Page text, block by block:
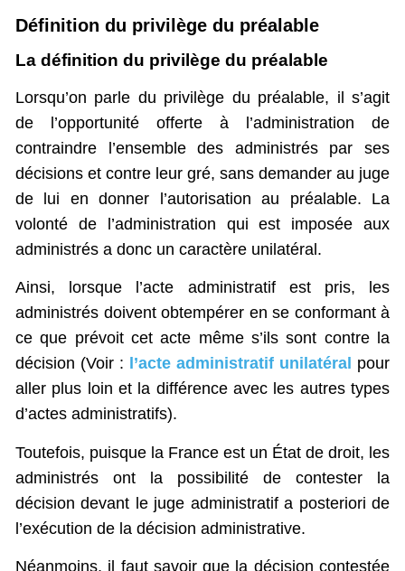
Définition du privilège du préalable
La définition du privilège du préalable
Lorsqu’on parle du privilège du préalable, il s’agit
de l’opportunité offerte à l’administration de
contraindre l’ensemble des administrés par ses
décisions et contre leur gré, sans demander au juge
de lui en donner l’autorisation au préalable. La
volonté de l’administration qui est imposée aux
administrés a donc un caractère unilatéral.
Ainsi, lorsque l’acte administratif est pris, les
administrés doivent obtempérer en se conformant à
ce que prévoit cet acte même s’ils sont contre la
décision (Voir :
l’acte administratif unilatéral pour
aller plus loin et la différence avec les autres types
d’actes administratifs).
Toutefois, puisque la France est un État de droit, les
administrés ont la possibilité de contester la
décision devant le juge administratif a posteriori de
l’exécution de la décision administrative.
Néanmoins, il faut savoir que la décision contestée